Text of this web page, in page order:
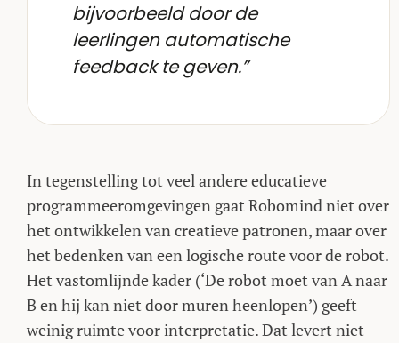
bijvoorbeeld door de
leerlingen automatische
feedback te geven.”
In tegenstelling tot veel andere educatieve
programmeeromgevingen gaat Robomind niet over
het ontwikkelen van creatieve patronen, maar over
het bedenken van een logische route voor de robot.
Het vastomlijnde kader (‘De robot moet van A naar
B en hij kan niet door muren heenlopen’) geeft
weinig ruimte voor interpretatie. Dat levert niet